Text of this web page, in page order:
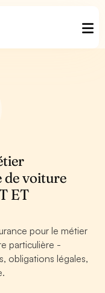
de voiture
ET
pour le métier
particulière -
obligations légales,